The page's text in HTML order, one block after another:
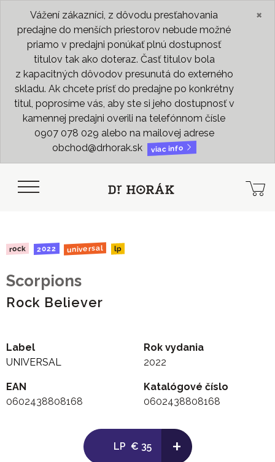
Vážení zákazníci, z dôvodu presťahovania
predajne do menších priestorov nebude možné
priamo v predajni ponúkať plnú dostupnosť
titulov tak ako doteraz. Časť titulov bola
z kapacitných dôvodov presunutá do externého
skladu. Ak chcete prísť do predajne po konkrétny
titul, poprosíme vás, aby ste si jeho dostupnosť v
kamennej predajni overili na telefónnom čísle
0907 078 029 alebo na mailovej adrese
obchod@drhorak.sk
viac info
×
rock 2022 universal lp
Scorpions
Rock Believer
Label
UNIVERSAL
Rok vydania
2022
EAN
0602438808168
Katalógové číslo
0602438808168
LP € 35 +